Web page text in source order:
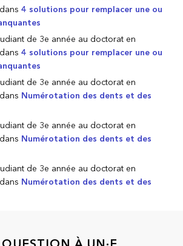
dans4 solutions pour remplacer une ou
de 3e année au doctorat en
dans4 solutions pour remplacer une ou
de 3e année au doctorat en
dans Numérotation des dents et des
de 3e année au doctorat en
dans Numérotation des dents et des
de 3e année au doctorat en
dans Numérotation des dents et des